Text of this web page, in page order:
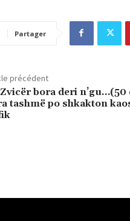
Partager
précédent
bora deri n’gu…(50
tashmë po shkakton